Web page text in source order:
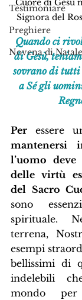
Testimoniare
Preghiere
Novena di
Cuore di Gesù
Signora del
Quando ci
di Gesù,
sovrano di tutti
a Sé gli
Per
mantenersi
l’uomo deve
delle virtù
del Sacro
sono
spirituale.
terrena,
esempi
bellissimi di
indelebili
mondo